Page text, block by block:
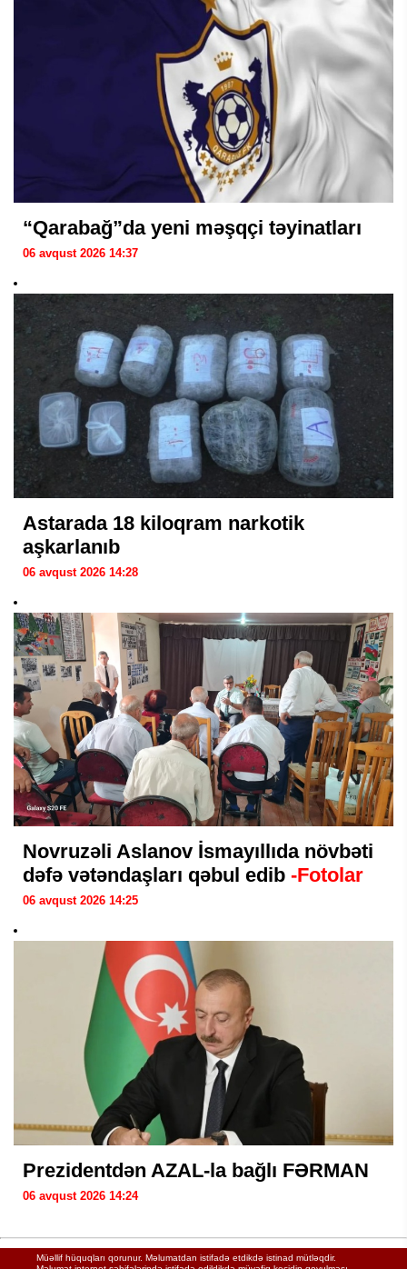
“Qarabağ”da yeni məşqçi təyinatları
06 avqust 2026 14:37
Astarada 18 kiloqram narkotik
aşkarlanıb
06 avqust 2026 14:28
Novruzəli Aslanov İsmayıllıda növbəti
dəfə vətəndaşları qəbul edib -Fotolar
06 avqust 2026 14:25
Prezidentdən AZAL-la bağlı FƏRMAN
06 avqust 2026 14:24
Müəllif hüquqları qorunur. Məlumatdan istifadə etdikdə istinad mütləqdir.